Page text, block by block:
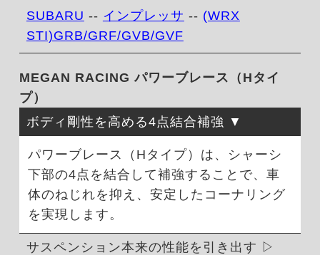
SUBARU -- インプレッサ -- (WRX
STI)GRB/GRF/GVB/GVF
MEGAN RACING パワーブレース（Hタイ
プ）
ボディ剛性を高める4点結合補強
パワーブレース（Hタイプ）は、シャーシ
下部の4点を結合して補強することで、車
体のねじれを抑え、安定したコーナリング
を実現します。
サスペンション本来の性能を引き出す